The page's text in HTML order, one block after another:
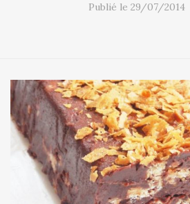
Publié le 29/07/2014